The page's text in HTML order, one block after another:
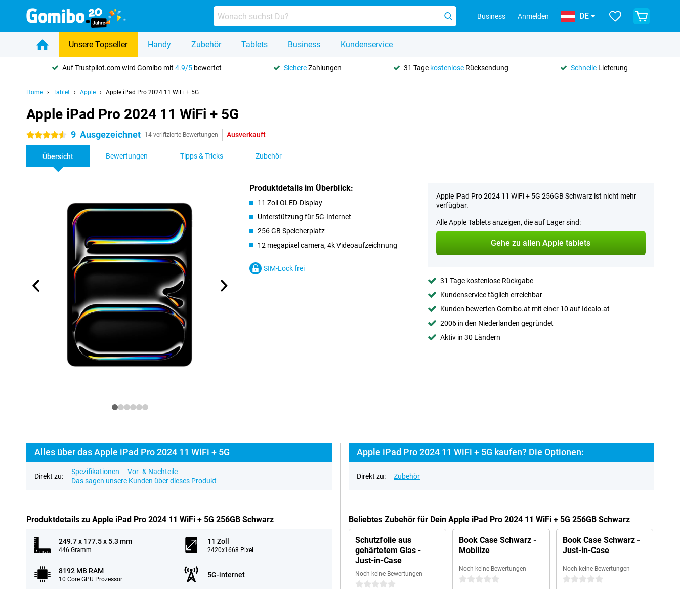
Business Anmelden DE
Unsere Topseller Handy Zubehör Tablets Business Kundenservice
Auf Trustpilot.com wird Gomibo mit4.9/5 bewertet SichereZahlungen 31 Tage kostenloseRücksendung SchnelleLieferung
Home Tablet Apple Apple iPad Pro 2024 11 WiFi + 5G
Apple iPad Pro 2024 11 WiFi + 5G
4.5 Sterne 9 Ausgezeichnet 14 verifizierte Bewertungen Ausverkauft
Übersicht Bewertungen Tipps & Tricks Zubehör
Produktdetails im Überblick:
11 Zoll OLED-Display
Unterstützung für 5G-Internet
256 GB Speicherplatz
12 megapixel camera, 4k Videoaufzeichnung
SIM-Lock frei
Apple iPad Pro 2024 11 WiFi + 5G 256GB Schwarz ist nicht mehr
verfügbar.
Alle Apple Tablets anzeigen, die auf Lager sind:
Gehe zu allen Apple tablets
31 Tage kostenlose Rückgabe
Kundenservice täglich erreichbar
Kunden bewerten Gomibo.at mit einer 10 auf Idealo.at
2006 in den Niederlanden gegründet
Aktiv in 30 Ländern
Alles über das Apple iPad Pro 2024 11 WiFi + 5G
Direkt zu:
Spezifikationen
Vor- & Nachteile
Das sagen unsere Kunden über dieses Produkt
Produktdetails zu Apple iPad Pro 2024 11 WiFi + 5G 256GB Schwarz
249.7 x 177.5 x 5.3 mm
446 Gramm
11 Zoll
2420x1668 Pixel
8192 MB RAM
10 Core GPU Prozessor
5G-internet
Apple iPad Pro 2024 11 WiFi + 5G kaufen? Die Optionen:
Direkt zu: Zubehör
Beliebtes Zubehör für Dein Apple iPad Pro 2024 11 WiFi + 5G 256GB Schwarz
Schutzfolie aus
gehärtetem Glas -
Just-in-Case
Noch keine Bewertungen
0 Sterne
Book Case Schwarz -
Mobilize
Noch keine Bewertungen
0 Sterne
Book Case Schwarz -
Just-in-Case
Noch keine Bewertungen
0 Sterne